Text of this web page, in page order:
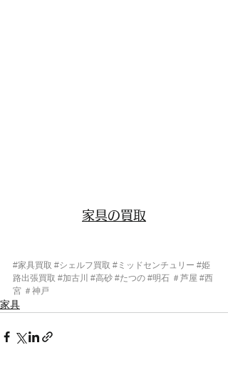
家具の買取
#家具買取 #シェルフ買取 #ミッドセンチュリー #姫
路出張買取 #加古川 #高砂 #たつの #明石 ＃芦屋 #西
宮 ＃神戸
家具